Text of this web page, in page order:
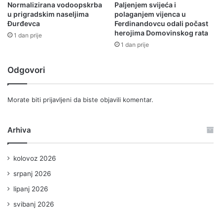
Normalizirana vodoopskrba
u prigradskim naseljima
Đurđevca
1 dan prije
Paljenjem svijeća i
polaganjem vijenca u
Ferdinandovcu odali počast
herojima Domovinskog rata
1 dan prije
Odgovori
Morate biti prijavljeni da biste objavili komentar.
Arhiva
kolovoz 2026
srpanj 2026
lipanj 2026
svibanj 2026